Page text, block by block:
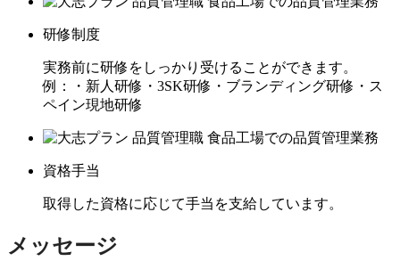
研修制度
実務前に研修をしっかり受けることができます。
例：・新人研修・3SK研修・ブランディング研修・ス
ペイン現地研修
資格手当
取得した資格に応じて手当を支給しています。
メッセージ